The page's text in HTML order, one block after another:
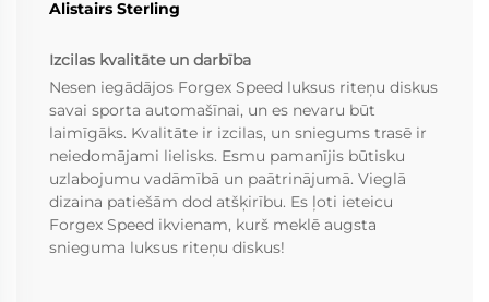
Alistairs Sterling
Izcilas kvalitāte un darbība
Nesen iegādājos Forgex Speed luksus riteņu diskus
savai sporta automašīnai, un es nevaru būt
laimīgāks. Kvalitāte ir izcilas, un sniegums trasē ir
neiedomājami lielisks. Esmu pamanījis būtisku
uzlabojumu vadāmībā un paātrinājumā. Vieglā
dizaina patiešām dod atšķirību. Es ļoti ieteicu
Forgex Speed ikvienam, kurš meklē augsta
snieguma luksus riteņu diskus!